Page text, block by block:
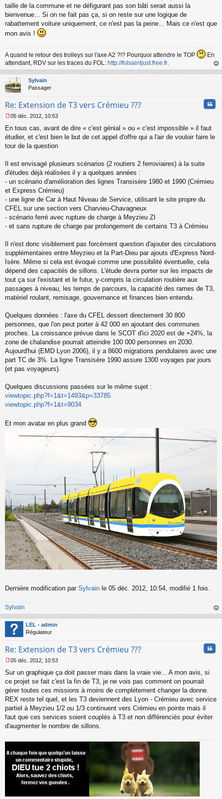
taille de la commune et ne défigurant pas son bâti serait aussi la
bienvenue... Si on ne fait pas ça, si on reste sur une logique de
rabattement voiture uniquement, ce n'est pas la peine... Mais ce n'est que
mon avis !
A quand le retour des trolleys sur l'axe A2 ?!? Pourquoi attendre le TOP
En
attendant, RDV sur les traces du FOL: http://folsaintjust.free.fr.
au
Sylvain
Passager
Re: Extension de T3 vers Crémieu ???
e
s
s
e
n
o
n
u
05 déc. 2012, 10:53
En tous cas, avant de dire « c'est génial » ou « c'est impossible » il faut
étudier, et c'est bien le but de cet appel d'offre qui a l'air de vouloir faire le
tour de la question
Il est envisagé plusieurs scénarios (2 routiers 2 ferroviaires) à la suite
d'études déjà réalisées il y a quelques années :
- un scénario d'amélioration des lignes Transisère 1980 et 1990 (Crémieu
et Express Crémieu)
- une ligne de Car à Haut Niveau de Service, utilisant le site propre du
CFEL sur une section vers Charvieu-Chavagneux
- scénario ferré avec rupture de charge à Meyzieu ZI
- et sans rupture de charge par prolongement de certains T3 à Crémieu
Il n'est donc visiblement pas forcément question d'ajouter des circulations
supplémentaires entre Meyzieu et la Part-Dieu par ajouts d'Express Nord-
Isère. Même si cela est évoqué comme une possibilité éventuelle, cela
dépend des capacités de sillons. L'étude devra porter sur les impacts de
tout ça sur l'existant et le futur, y-compris la circulation routière aux
passages à niveau, les temps de parcours, la capacité des rames de T3,
matériel roulant, remisage, gouvernance et finances bien entendu.
Quelques données : l'axe du CFEL dessert directement 30 800
personnes, que l'on peut porter à 42 000 en ajoutant des communes
proches. La croissance prévue dans le SCOT d'ici 2020 est de +24%, la
zone de chalandise pourrait atteindre 100 000 personnes en 2030.
Aujourd'hui (EMD Lyon 2006), il y a 8600 migrations pendulaires avec une
part TC de 3%. La ligne Transisère 1990 assure 1300 voyages par jours
(et pas voyageurs).
Quelques discussions passées sur le même sujet :
viewtopic.php?f=1&t=1493&p=33785
viewtopic.php?f=1&t=9034
Et mon avatar en plus grand
Dernière modification par Sylvain le 05 déc. 2012, 10:54, modifié 1 fois.
Sylvain
au
LEL - admin
Régulateur
Re: Extension de T3 vers Crémieu ???
e
s
s
a
g
e
n
o
05 déc. 2012, 10:53
Sur un graphique ça doit passer mais dans la vraie vie... A mon avis, si
ce projet se fait c'est la fin de T3, je ne vois pas comment on pourrait
gérer toutes ces missions à moins de complétement changer la donne.
REX reste tel quel, et les T3 deviennent des Lyon - Crémieu avec service
partiel à Meyzieu 1/2 ou 1/3 continuent vers Crémieu en pointe mais il
faut que ces services soient couplés à T3 et non différenciés pour éviter
d'augmenter le nombre de sillons.